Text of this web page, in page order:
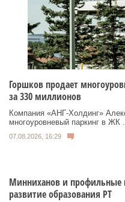
Горшков продает
за 330 миллионов
Компания «АНГ-Холдинг»
многоуровневый паркинг в ЖК ...
07.08.2026, 16:29
Минниханов и профильные
развитие образования РТ